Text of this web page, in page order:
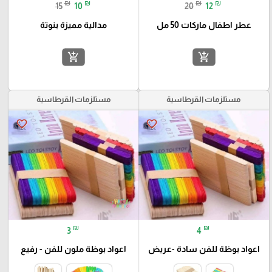
20 ₪ 12 ₪
عطر اطفال ماركات 50 مل
add_shopping_cart
15 ₪ 10 ₪
مدالية مميزة بنوتة
add_shopping_cart
مستلزمات القرطاسية
favorite_border
4 ₪
اعواد بوظة للفن سادة -عريض
مستلزمات القرطاسية
favorite_border
3 ₪
اعواد بوظة ملون للفن - رفيع